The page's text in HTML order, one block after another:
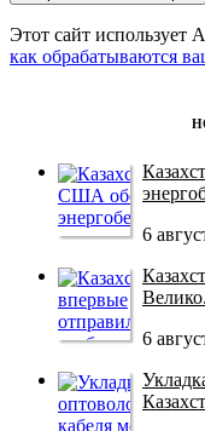
Этот сайт использует
как обрабатываются
6
6